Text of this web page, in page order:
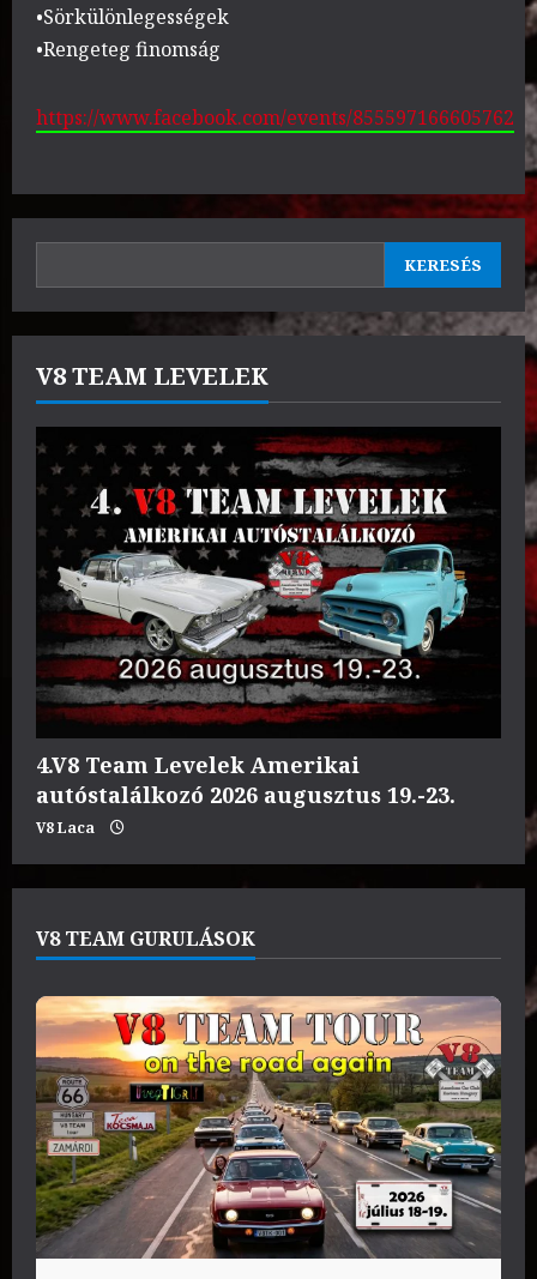
•Sörkülönlegességek
•Rengeteg finomság
https://www.facebook.com/events/855597166605762
KERESÉS
V8 TEAM LEVELEK
4.V8 Team Levelek Amerikai
autóstalálkozó 2026 augusztus 19.-23.
V8 Laca
V8 TEAM GURULÁSOK